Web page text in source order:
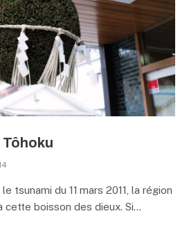
Tôhoku
tsunami du 11 mars 2011, la région
cette boisson des dieux. Si…